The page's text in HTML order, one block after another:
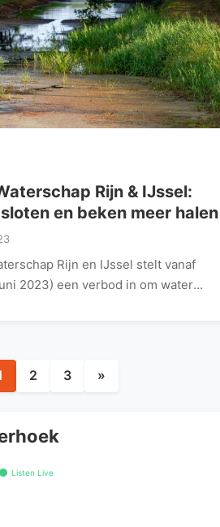
Rijn & IJssel:
en beken meer halen
Rijn en IJssel stelt vanaf
2023) een verbod in om water
paginering
2 3 »
Listen Live